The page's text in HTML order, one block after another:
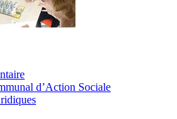
d’Action Sociale